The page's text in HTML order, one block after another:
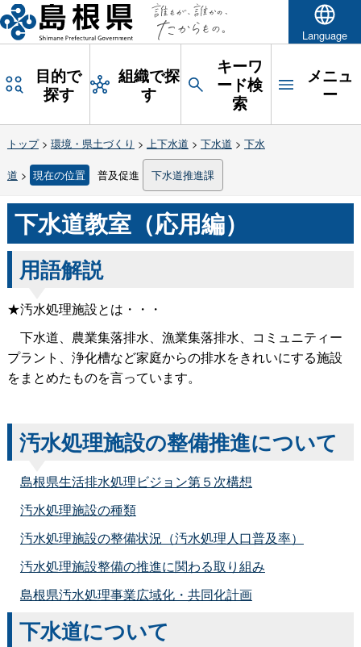
Language
目的で
探す
組織で探
す
キーワ
ード検
索
メニュ
ー
トップ> 環境・県土づくり > 上下水道 > 下水道 > 下水
道 > 現在の位置 普及促進 下水道推進課
下水道教室（応用編）
用語解説
★汚水処理施設とは・・・
下水道、農業集落排水、漁業集落排水、コミュニティー
プラント、浄化槽など家庭からの排水をきれいにする施設
をまとめたものを言っています。
汚水処理施設の整備推進について
島根県生活排水処理ビジョン第５次構想
汚水処理施設の種類
汚水処理施設の整備状況（汚水処理人口普及率）
汚水処理施設整備の推進に関わる取り組み
島根県汚水処理事業広域化・共同化計画
下水道について